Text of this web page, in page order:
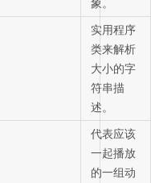
象。
实用程序
类来解析
大小的字
符串描
述。
代表应该
一起播放
的一组动